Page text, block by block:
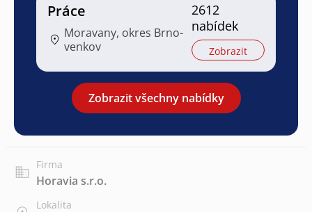
Práce
Moravany, okres Brno-
venkov
2612
nabídek
Zobrazit
Zobrazit všechny nabídky
Firma
Horavia s.r.o.
Lokalita